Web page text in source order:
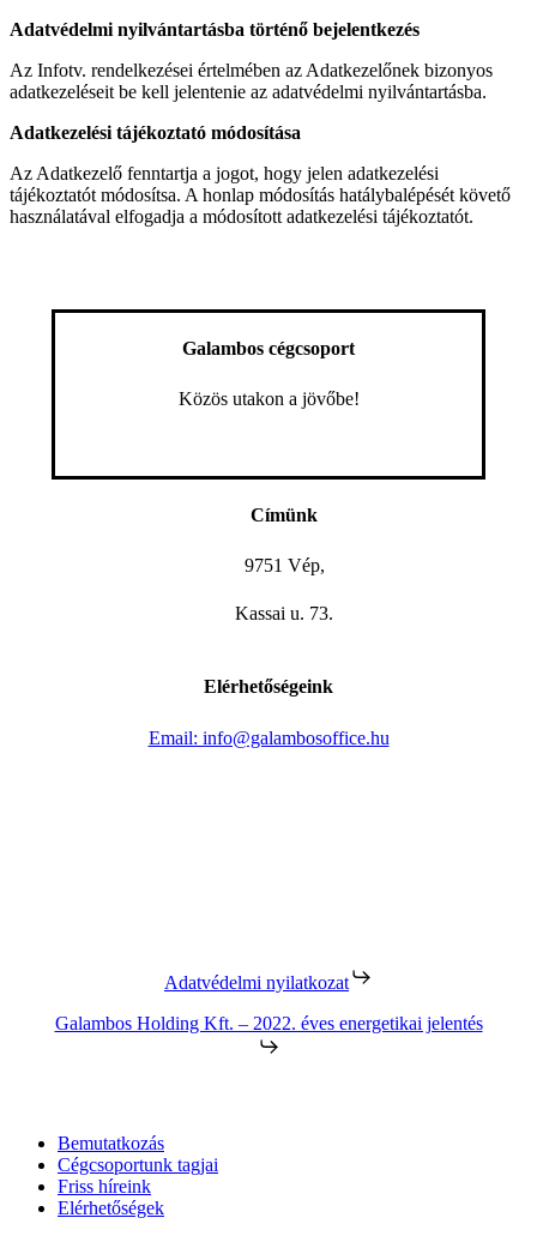
Adatvédelmi nyilvántartásba történő bejelentkezés
Az Infotv. rendelkezései értelmében az Adatkezelőnek bizonyos
adatkezeléseit be kell jelentenie az adatvédelmi nyilvántartásba.
Adatkezelési tájékoztató módosítása
Az Adatkezelő fenntartja a jogot, hogy jelen adatkezelési
tájékoztatót módosítsa. A honlap módosítás hatálybalépését követő
használatával elfogadja a módosított adatkezelési tájékoztatót.
Galambos cégcsoport
Közös utakon a jövőbe!
Címünk
9751 Vép,
Kassai u. 73.
Elérhetőségeink
Email: info@galambosoffice.hu
Adatvédelmi nyilatkozat
Galambos Holding Kft. – 2022. éves energetikai jelentés
Close
Menu
Bemutatkozás
Cégcsoportunk tagjai
Friss híreink
Elérhetőségek